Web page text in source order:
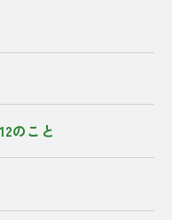
のこと